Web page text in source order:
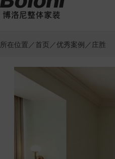
所在位置／首页 ／优秀案例 ／庄胜